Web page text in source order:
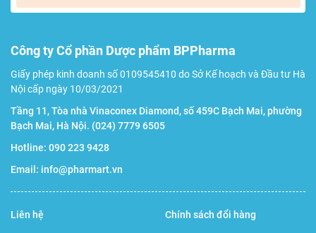
thuốc nên tham khảo ý kiến bác sĩ trước khi sử dụng.
với bất kỳ thành phần nào của sản phẩm.
Thực phẩm này không phải là thuốc, không có tác
dụng thay thế thuốc chữa bệnh.
Đọc kỹ hướng dẫn sử dụng trước khi dùng.
Để nơi khô ráo, thoáng mát. Tránh nhiệt độ cao và ánh
nắng trực tiếp.
Công ty Cổ phần Dược phẩm BPPharma
Giấy phép kinh doanh số 0109545410 do Sở Kế hoạch và Đầu tư Hà
Nội cấp ngày 10/03/2021
Tầng 11, Tòa nhà Vinaconex Diamond, số 459C Bạch Mai, phường
Bạch Mai, Hà Nội. (024) 7779 6505
Hotline: 090 223 9428
Email: info@pharmart.vn
Liên hệ Chính sách đổi hàng